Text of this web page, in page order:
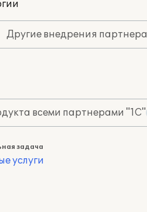
Другие внедрения партнера
всеми партнерами "1С"
задача
услуги